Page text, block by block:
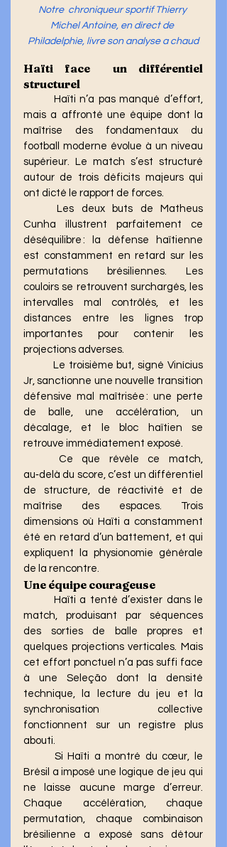
Notre  chroniqueur sportif Thierry
Michel Antoine, en direct de
Philadelphie, livre son analyse a chaud
Haïti face  un différentiel
structurel
mais a affronté une équipe dont la
maîtrise des fondamentaux du
football moderne évolue à un niveau
supérieur. Le match s’est structuré
autour de trois déficits majeurs qui
ont dicté le rapport de forces.
Cunha illustrent parfaitement ce
déséquilibre : la défense haïtienne
est constamment en retard sur les
permutations brésiliennes. Les
couloirs se retrouvent surchargés, les
intervalles mal contrôlés, et les
distances entre les lignes trop
importantes pour contenir les
projections adverses.
Jr, sanctionne une nouvelle transition
défensive mal maîtrisée : une perte
de balle, une accélération, un
décalage, et le bloc haïtien se
retrouve immédiatement exposé.
au‑delà du score, c’est un différentiel
de structure, de réactivité et de
maîtrise des espaces. Trois
dimensions où Haïti a constamment
été en retard d’un battement, et qui
expliquent la physionomie générale
de la rencontre.
Une équipe courageuse
match, produisant par séquences
des sorties de balle propres et
quelques projections verticales. Mais
cet effort ponctuel n’a pas suffi face
à une Seleção dont la densité
technique, la lecture du jeu et la
synchronisation collective
fonctionnent sur un registre plus
abouti.
Brésil a imposé une logique de jeu qui
ne laisse aucune marge d’erreur.
Chaque accélération, chaque
permutation, chaque combinaison
brésilienne a exposé sans détour